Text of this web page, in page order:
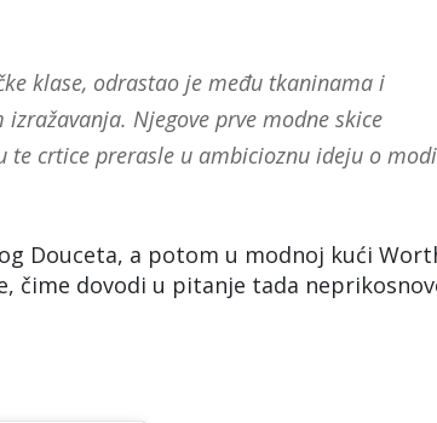
klase, odrastao je među tkaninama i
Njegove prve modne skice
crtice prerasle u ambicioznu ideju o modi
Douceta, a potom u modnoj kući
čime dovodi u pitanje tada